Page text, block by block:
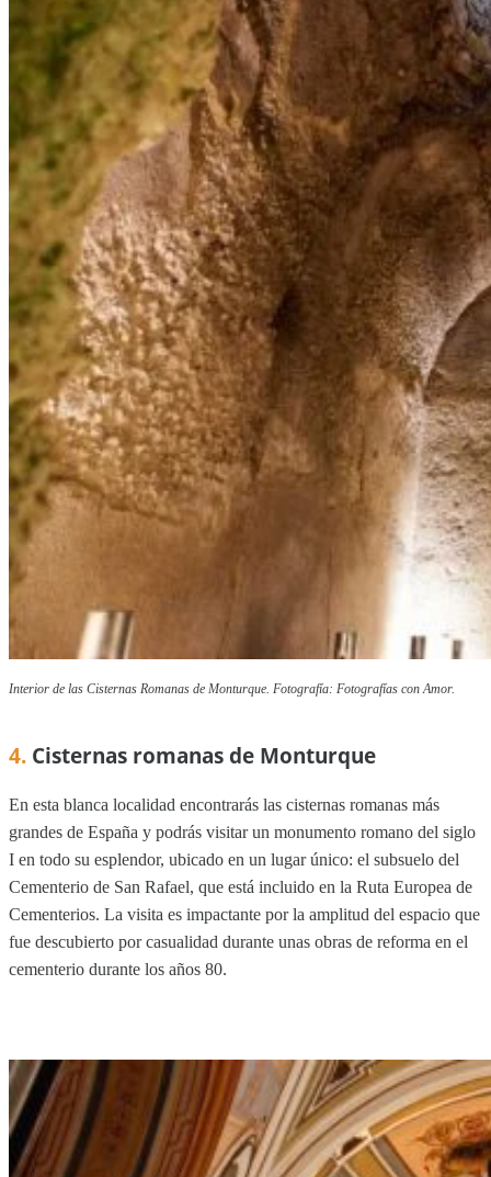
Interior de las Cisternas Romanas de Monturque. Fotografía: Fotografías con Amor.
4. Cisternas romanas de Monturque
En esta blanca localidad encontrarás las cisternas romanas más
grandes de España y podrás visitar un monumento romano del siglo
I en todo su esplendor, ubicado en un lugar único: el subsuelo del
Cementerio de San Rafael, que está incluido en la Ruta Europea de
Cementerios. La visita es impactante por la amplitud del espacio que
fue descubierto por casualidad durante unas obras de reforma en el
cementerio durante los años 80.